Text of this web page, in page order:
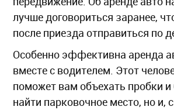
лучше договориться заранее,
после приезда отправиться по
Особенно эффективна аренда
вместе с водителем. Этот
поможет вам объехать пробки
найти парковочное место, но и,